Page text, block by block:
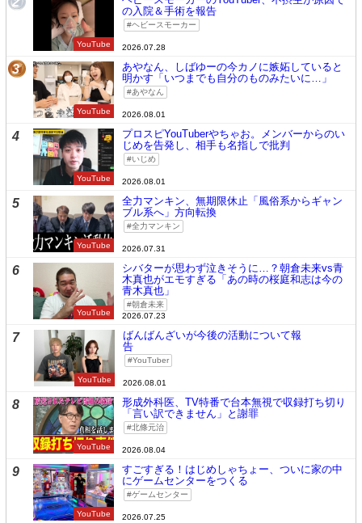
YouTube
の入院＆手術を報告
ヘビースモーカー
2026.07.28
3
YouTube
あやなん、しばゆーの今カノに嫉妬していると
明かす「いつまでも自分のものみたいに…」
あやなん
2026.08.01
4
YouTube
プロスピYouTuberやちゃお。メンバーからのい
じめを告発し、相手も名指しで批判
いじめ
2026.08.01
5
YouTube
全力マンキン、無期限休止「風俗系からギャン
ブル系へ」方向転換
全力マンキン
2026.07.31
6
YouTube
シバターが思わず泣きそうに…？朝倉未来vs青
木真也がエモすぎる「あの時の桜庭和志は今の
青木真也」
朝倉未来
2026.07.23
7
YouTube
ばんばんざいが今後の活動について報
告
YouTuber
2026.08.01
8
YouTube
形成外科医、TV特番で台本無視で収録打ち切り
「言い訳できません」と謝罪
北條元治
2026.08.04
9
YouTube
すごすぎる！はじめしゃちょー、ついに家の中
にゲームセンターをつくる
ゲームセンター
2026.07.25